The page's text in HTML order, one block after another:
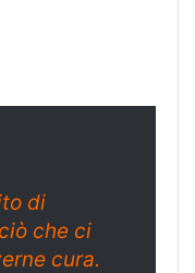
di
che ci
cura.